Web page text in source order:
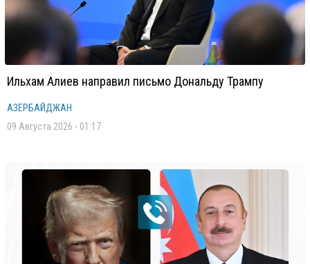
Ильхам Алиев направил письмо Дональду Трампу
АЗЕРБАЙДЖАН
09 Августа 2026 - 01:17